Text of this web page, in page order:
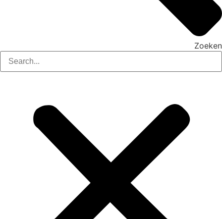
Zoeken